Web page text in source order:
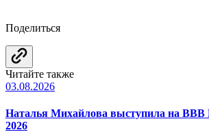
Поделиться
Читайте также
03.08.2026
Наталья Михайлова выступила на BBB
2026